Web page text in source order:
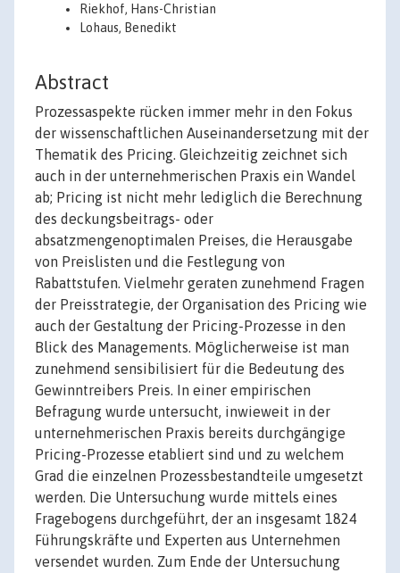
Riekhof, Hans-Christian
Lohaus, Benedikt
Abstract
Prozessaspekte rücken immer mehr in den Fokus
der wissenschaftlichen Auseinandersetzung mit der
Thematik des Pricing. Gleichzeitig zeichnet sich
auch in der unternehmerischen Praxis ein Wandel
ab; Pricing ist nicht mehr lediglich die Berechnung
des deckungsbeitrags- oder
absatzmengenoptimalen Preises, die Herausgabe
von Preislisten und die Festlegung von
Rabattstufen. Vielmehr geraten zunehmend Fragen
der Preisstrategie, der Organisation des Pricing wie
auch der Gestaltung der Pricing-Prozesse in den
Blick des Managements. Möglicherweise ist man
zunehmend sensibilisiert für die Bedeutung des
Gewinntreibers Preis. In einer empirischen
Befragung wurde untersucht, inwieweit in der
unternehmerischen Praxis bereits durchgängige
Pricing-Prozesse etabliert sind und zu welchem
Grad die einzelnen Prozessbestandteile umgesetzt
werden. Die Untersuchung wurde mittels eines
Fragebogens durchgeführt, der an insgesamt 1824
Führungskräfte und Experten aus Unternehmen
versendet wurden. Zum Ende der Untersuchung